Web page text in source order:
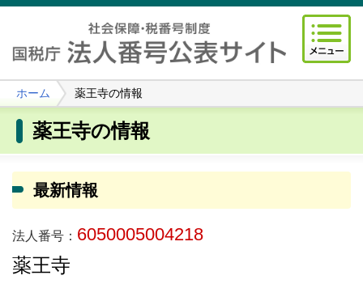
ホーム 薬王寺の情報
薬王寺の情報
最新情報
法人番号： 6050005004218
薬王寺